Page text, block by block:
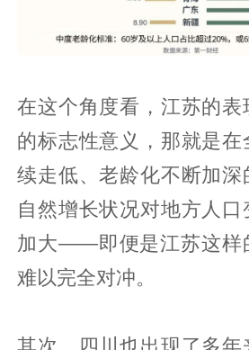
在这个角度看，江苏的表
的标志性意义，那就是
续走低、老龄化不断加深
自然增长状况对地方人
加大——即便是江苏这样
难以完全对冲。